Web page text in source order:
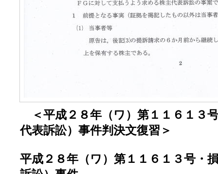
＜平成２８年（ワ）第１１６１３
代表訴訟）事件判決文復習＞
平成２８年（ワ）第１１６１３号・